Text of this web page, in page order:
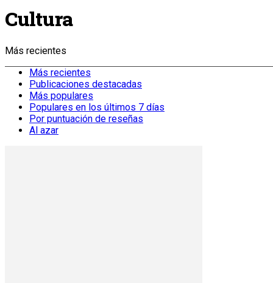
Cultura
Más recientes
Más recientes
Publicaciones destacadas
Más populares
Populares en los últimos 7 días
Por puntuación de reseñas
Al azar